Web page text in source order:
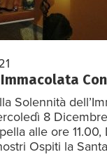
Solennità
8
alle ore
Ospiti la